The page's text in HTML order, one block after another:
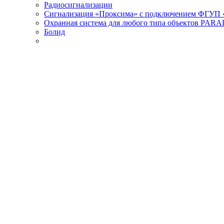
Радиосигнализации
Сигнализация «Проксима» с подключением ФГУП
Охранная система для любого типа объектов
Болид